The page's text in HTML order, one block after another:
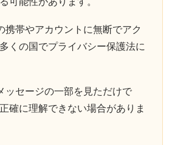
携帯やアカウントに無断でアク
くの国でプライバシー保護法に
ッセージの一部を見ただけで
確に理解できない場合がありま